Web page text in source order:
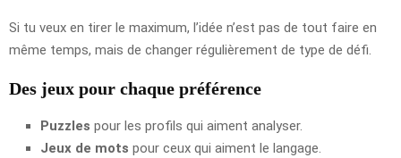
Si tu veux en tirer le maximum, l’idée n’est pas de tout faire en
même temps, mais de changer régulièrement de type de défi.
Des jeux pour chaque préférence
Puzzles pour les profils qui aiment analyser.
Jeux de mots pour ceux qui aiment le langage.